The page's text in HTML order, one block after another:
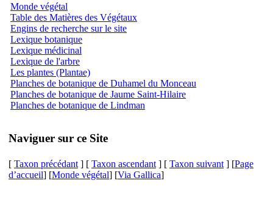
Monde végétal
Table des Matières des Végétaux
Engins de recherche sur le site
Lexique botanique
Lexique médicinal
Lexique de l'arbre
Les plantes (Plantae)
Planches de botanique de Duhamel du Monceau
Planches de botanique de Jaume Saint-Hilaire
Planches de botanique de Lindman
Naviguer sur ce Site
[ Taxon précédant ] [ Taxon ascendant ] [ Taxon suivant ] [Page
d’accueil] [Monde végétal] [Via Gallica]